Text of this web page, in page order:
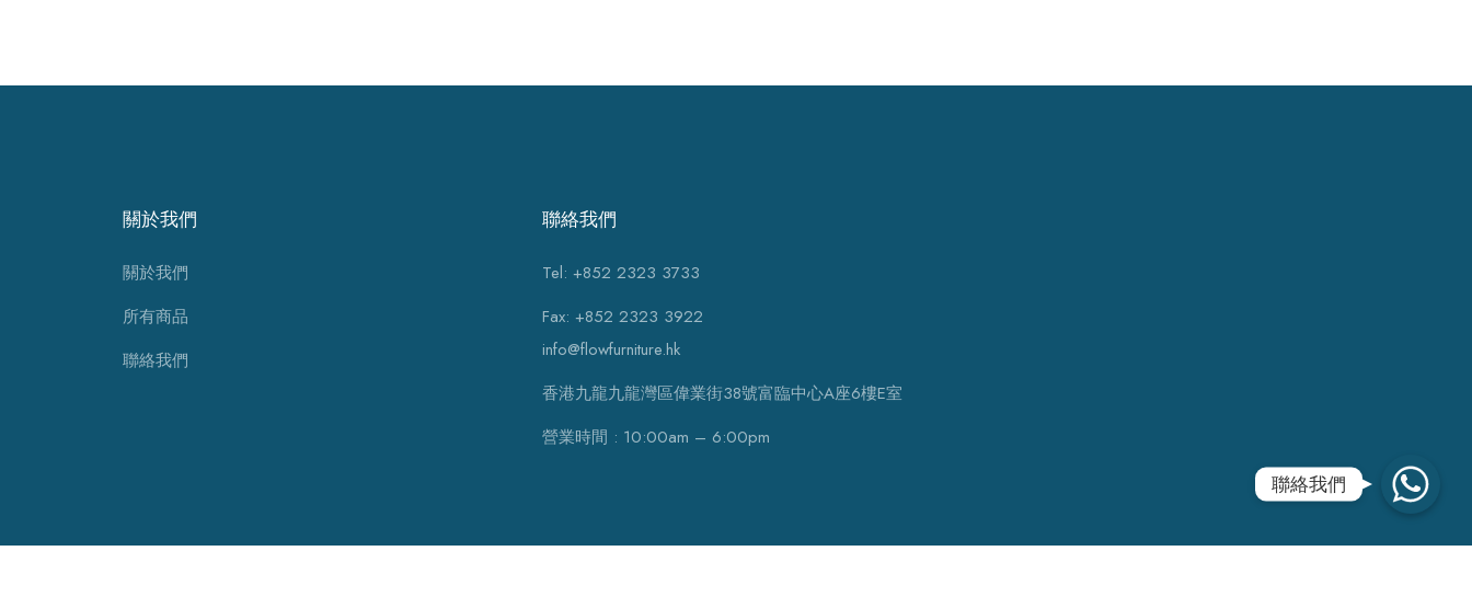
關於我們
關於我們
所有商品
聯絡我們
聯絡我們
Tel: +852 2323 3733
Fax: +852 2323 3922
info@flowfurniture.hk
香港九龍九龍灣區偉業街38號富臨中心A座6樓E室
營業時間 : 10:00am – 6:00pm
聯絡我們